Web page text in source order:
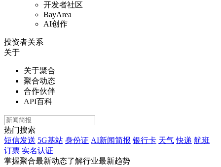
开发者社区
BayArea
AI创作
投资者关系
关于
关于聚合
聚合动态
合作伙伴
API百科
热门搜索
短信发送 5G基站 身份证 AI新闻简报 银行卡 天气 快递 航班
订票 实名认证
掌握聚合最新动态了解行业最新趋势